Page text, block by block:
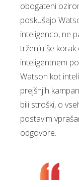
obogateni
poskušajo
inteligenco, ne
trženju še korak
inteligentnem
Watson kot
prejšnjih
bili stroški, o
postavim
odgovore.